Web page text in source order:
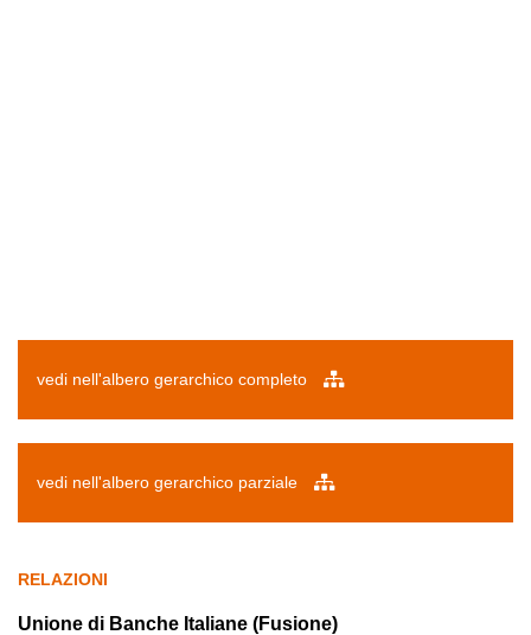
vedi nell'albero gerarchico completo
vedi nell'albero gerarchico parziale
RELAZIONI
Unione di Banche Italiane (Fusione)